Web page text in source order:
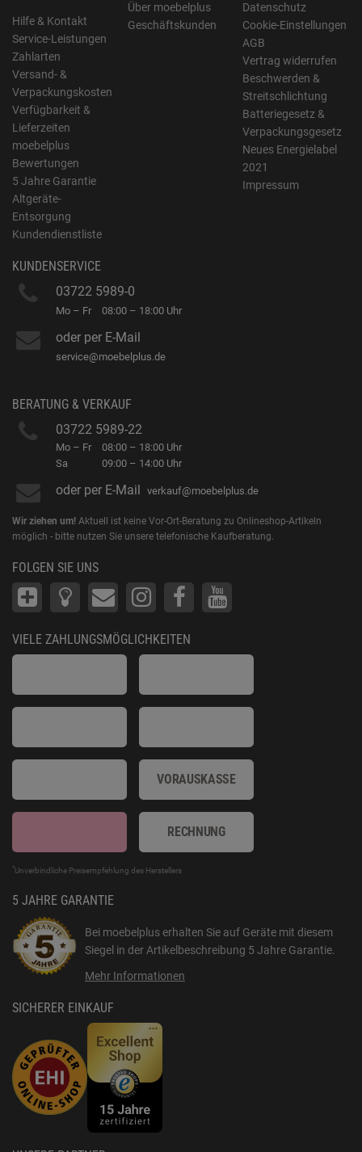
Hilfe & Kontakt
Service-Leistungen
Zahlarten
Versand- &
Verpackungskosten
Verfügbarkeit &
Lieferzeiten
moebelplus
Bewertungen
5 Jahre Garantie
Altgeräte-
Entsorgung
Kundendienstliste
Über moebelplus
Geschäftskunden
Datenschutz
Cookie-Einstellungen
AGB
Vertrag widerrufen
Beschwerden &
Streitschlichtung
Batteriegesetz &
Verpackungsgesetz
Neues Energielabel
2021
Impressum
KUNDENSERVICE
03722 5989-0
Mo – Fr 08:00 – 18:00 Uhr
oder per E-Mail
service@moebelplus.de
BERATUNG & VERKAUF
03722 5989-22
Mo – Fr
Sa
08:00 – 18:00 Uhr
09:00 – 14:00 Uhr
oder per E-Mail verkauf@moebelplus.de
Wir ziehen um! Aktuell ist keine Vor-Ort-Beratung zu Onlineshop-Artikeln
möglich - bitte nutzen Sie unsere telefonische Kaufberatung.
FOLGEN SIE UNS
VIELE ZAHLUNGSMÖGLICHKEITEN
VORAUSKASSE
RECHNUNG
*Unverbindliche Preisempfehlung des Herstellers
5 JAHRE GARANTIE
Bei moebelplus erhalten Sie auf Geräte mit diesem
Siegel in der Artikelbeschreibung 5 Jahre Garantie.
Mehr Informationen
SICHERER EINKAUF